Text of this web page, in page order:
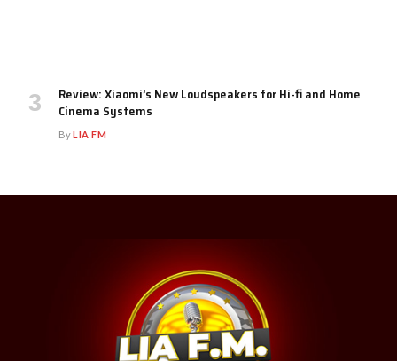
Review: Xiaomi’s New Loudspeakers for Hi-fi and Home
Cinema Systems
ByLIA FM